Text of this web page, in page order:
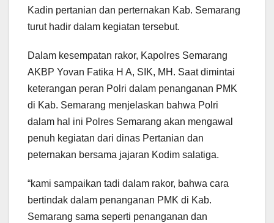
Kadin pertanian dan perternakan Kab. Semarang
turut hadir dalam kegiatan tersebut.
Dalam kesempatan rakor, Kapolres Semarang
AKBP Yovan Fatika H A, SIK, MH. Saat dimintai
keterangan peran Polri dalam penanganan PMK
di Kab. Semarang menjelaskan bahwa Polri
dalam hal ini Polres Semarang akan mengawal
penuh kegiatan dari dinas Pertanian dan
peternakan bersama jajaran Kodim salatiga.
“kami sampaikan tadi dalam rakor, bahwa cara
bertindak dalam penanganan PMK di Kab.
Semarang sama seperti penanganan dan